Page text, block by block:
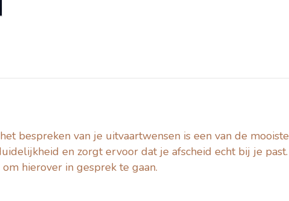
bespreken van je uitvaartwensen is een van de mooiste
en zorgt ervoor dat je afscheid echt bij je past.
hierover in gesprek te gaan.